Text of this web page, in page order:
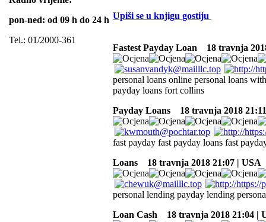
pon-ned: od 09 h do 24 h
Tel.: 01/2000-361
Upiši se u knjigu gostiju
Fastest Payday Loan 18 travnja
personal loans online personal loans
payday loans fort collins
Payday Loans
18 travnja 2018
fast payday fast payday loans fast
Loans
18 travnja 2018 21:07 | USA
personal lending payday lending
Loan Cash
18 travnja 2018 21:04 |